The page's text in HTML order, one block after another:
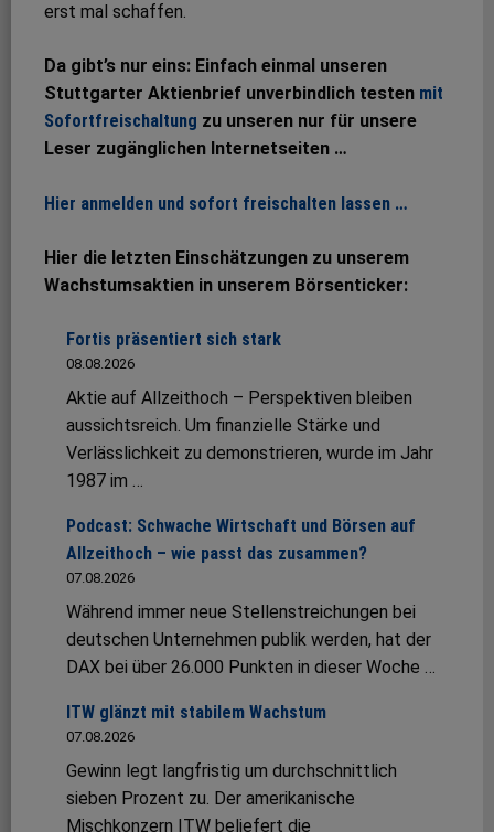
erst mal schaffen.
Da gibt’s nur eins: Einfach einmal unseren
Stuttgarter Aktienbrief unverbindlich testen mit
Sofortfreischaltung zu unseren nur für unsere
Leser zugänglichen Internetseiten …
Hier anmelden und sofort freischalten lassen …
Hier die letzten Einschätzungen zu unserem
Wachstumsaktien in unserem Börsenticker:
Fortis präsentiert sich stark
08.08.2026
Aktie auf Allzeithoch – Perspektiven bleiben
aussichtsreich. Um finanzielle Stärke und
Verlässlichkeit zu demonstrieren, wurde im Jahr
1987 im …
Podcast: Schwache Wirtschaft und Börsen auf
Allzeithoch – wie passt das zusammen?
07.08.2026
Während immer neue Stellenstreichungen bei
deutschen Unternehmen publik werden, hat der
DAX bei über 26.000 Punkten in dieser Woche …
ITW glänzt mit stabilem Wachstum
07.08.2026
Gewinn legt langfristig um durchschnittlich
sieben Prozent zu. Der amerikanische
Mischkonzern ITW beliefert die